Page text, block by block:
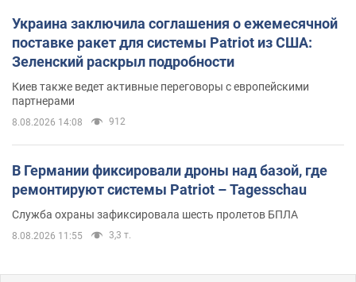
Украина заключила соглашения о ежемесячной
поставке ракет для системы Patriot из США:
Зеленский раскрыл подробности
Киев также ведет активные переговоры с европейскими
партнерами
8.08.2026 14:08 912
В Германии фиксировали дроны над базой, где
ремонтируют системы Patriot – Tagesschau
Служба охраны зафиксировала шесть пролетов БПЛА
8.08.2026 11:55 3,3 т.